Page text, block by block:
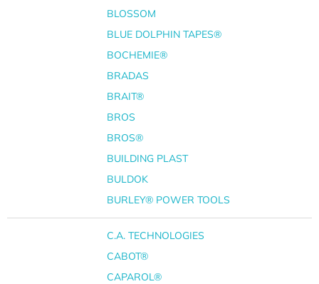
BLOSSOM
BLUE DOLPHIN TAPES®
BOCHEMIE®
BRADAS
BRAIT®
BROS
BROS®
BUILDING PLAST
BULDOK
BURLEY® POWER TOOLS
C.A. TECHNOLOGIES
CABOT®
CAPAROL®